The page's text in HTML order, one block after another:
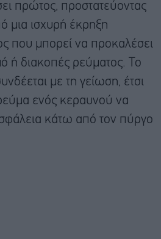
πρώτος, προστατεύοντας
μια ισχυρή έκρηξη
που μπορεί να προκαλέσει
ή διακοπές ρεύματος. Το
με τη γείωση, έτσι
ενός κεραυνού να
κάτω από τον πύργο